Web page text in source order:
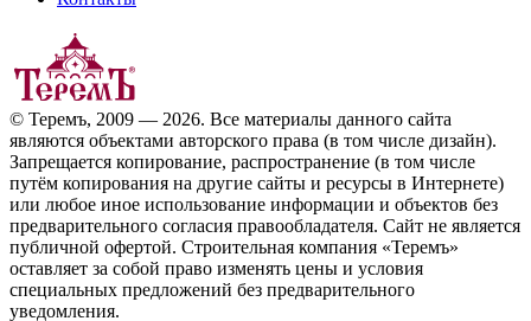
© Теремъ, 2009 — 2026. Все материалы данного сайта
являются объектами авторского права (в том числе дизайн).
Запрещается копирование, распространение (в том числе
путём копирования на другие сайты и ресурсы в Интернете)
или любое иное использование информации и объектов без
предварительного согласия правообладателя. Cайт не является
публичной офертой. Строительная компания «Теремъ»
оставляет за собой право изменять цены и условия
специальных предложений без предварительного
уведомления.